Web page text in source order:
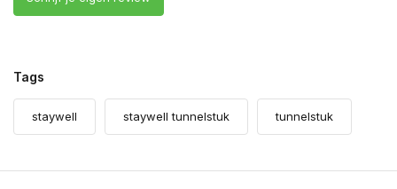
Tags
staywell staywell tunnelstuk tunnelstuk